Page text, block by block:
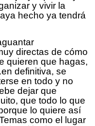
y vivir la
hecho ya tendrá
directas de cómo
quieren que hagas,
definitiva, se
en todo y no
dejar que
que todo lo que
lo quiere así
como el lugar